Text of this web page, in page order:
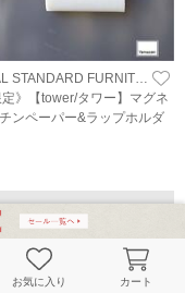
定》【tower/タワー】マグネ
ンペーパー&ラップホルダ
お気に入り カート